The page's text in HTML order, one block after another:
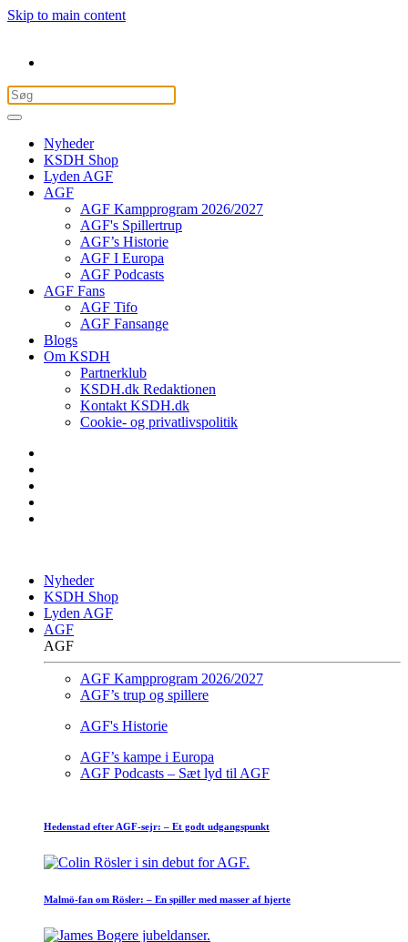
Skip to main content
Nyheder
KSDH Shop
Lyden AGF
AGF
AGF Kampprogram 2026/2027
AGF's Spillertrup
AGF’s Historie
AGF I Europa
AGF Podcasts
AGF Fans
AGF Tifo
AGF Fansange
Blogs
Om KSDH
Partnerklub
KSDH.dk Redaktionen
Kontakt KSDH.dk
Cookie- og privatlivspolitik
Nyheder
KSDH Shop
Lyden AGF
AGF
AGF
AGF Kampprogram 2026/2027
AGF’s trup og spillere
AGF's Historie
AGF’s kampe i Europa
AGF Podcasts – Sæt lyd til AGF
Hedenstad efter AGF-sejr: – Et godt udgangspunkt
Malmö-fan om Rösler: – En spiller med masser af hjerte